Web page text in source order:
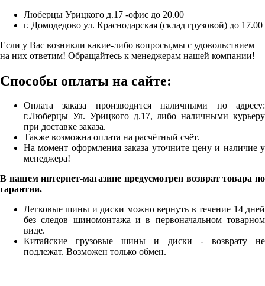
Люберцы Урицкого д.17 -офис до 20.00
г. Домодедово ул. Краснодарская (склад грузовой) до 17.00
Если у Вас возникли какие-либо вопросы,мы с удовольствием
на них ответим! Обращайтесь к менеджерам нашей компании!
Способы оплаты на сайте:
Оплата заказа производится наличными по адресу:
г.Люберцы Ул. Урицкого д.17, либо наличными курьеру
при доставке заказа.
Также возможна оплата на расчётный счёт.
На момент оформления заказа уточните цену и наличие у
менеджера!
В нашем интернет-магазине предусмотрен возврат товара по
гарантии.
Легковые шины и диски можно вернуть в течение 14 дней
без следов шиномонтажа и в первоначальном товарном
виде.
Китайские грузовые шины и диски - возврату не
подлежат. Возможен только обмен.